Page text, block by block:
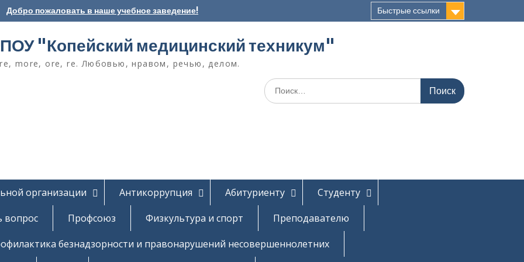
Добро пожаловать в наше учебное заведение! Быстрые ссылки
"Копейский медицинский техникум"
more, ore, re. Любовью, нравом, речью, делом.
Поиск
по:
организации Антикоррупция Абитуриенту
Студенту
вопрос Профсоюз Физкультура и спорт
Преподавателю
безнадзорности и правонарушений несовершеннолетних